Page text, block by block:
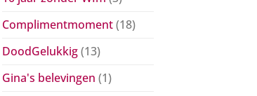
Complimentmoment(18)
DoodGelukkig(13)
Gina's belevingen (1)